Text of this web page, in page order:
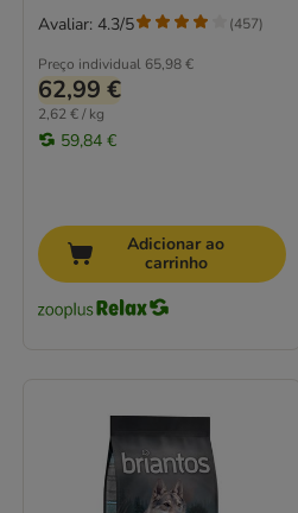
Preço individual 65,98 €
62,99 €
2,62 € / kg
59,84 €
Avaliar: 4.3/5 (457)
Adicionar ao
carrinho